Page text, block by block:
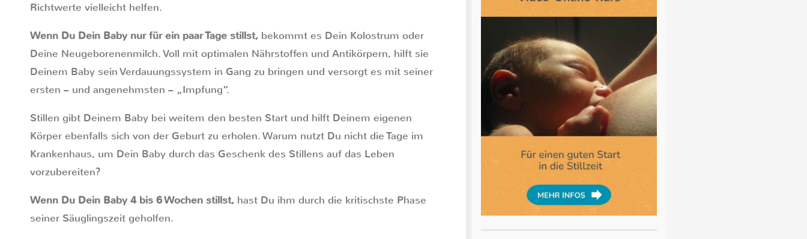
Richtwerte vielleicht helfen.
Wenn Du Dein Baby nur für ein paar Tage stillst, bekommt es Dein Kolostrum oder
Deine Neugeborenenmilch. Voll mit optimalen Nährstoffen und Antikörpern, hilft sie
Deinem Baby sein Verdauungssystem in Gang zu bringen und versorgt es mit seiner
ersten – und angenehmsten – „Impfung“.
Stillen gibt Deinem Baby bei weitem den besten Start und hilft Deinem eigenen
Körper ebenfalls sich von der Geburt zu erholen. Warum nutzt Du nicht die Tage im
Krankenhaus, um Dein Baby durch das Geschenk des Stillens auf das Leben
vorzubereiten?
Wenn Du Dein Baby 4 bis 6 Wochen stillst, hast Du ihm durch die kritischste Phase
seiner Säuglingszeit geholfen.